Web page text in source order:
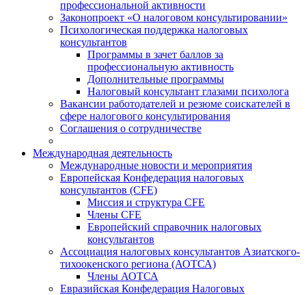
профессиональной активности
Законопроект «О налоговом консультировании»
Психологическая поддержка налоговых
консультантов
Программы в зачет баллов за
профессиональную активность
Дополнительные программы
Налоговый консультант глазами психолога
Вакансии работодателей и резюме соискателей в
сфере налогового консультирования
Соглашения о сотрудничестве
Международная деятельность
Международные новости и мероприятия
Европейская Конфедерация налоговых
консультантов (CFE)
Миссия и структура CFE
Члены CFE
Европейский справочник налоговых
консультантов
Ассоциация налоговых консультантов Азиатского-
тихоокенского региона (АОТСА)
Члены АОТСА
Евразийская Конфедерация Налоговых